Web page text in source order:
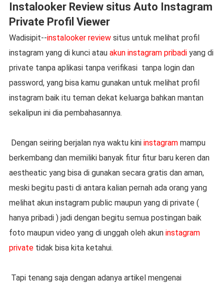
Instalooker Review situs Auto Instagram
Private Profil Viewer
Wadisipit--instalooker reviewsitus untuk melihat profil
instagram yang di kunci atau akun instagram pribadiyang di
private tanpa aplikasi tanpa verifikasi tanpa login dan
password, yang bisa kamu gunakan untuk melihat profil
instagram baik itu teman dekat keluarga bahkan mantan
sekalipun ini dia pembahasannya.
Dengan seiring berjalan nya waktu kini instagram mampu
berkembang dan memiliki banyak fitur fitur baru keren dan
aestheatic yang bisa di gunakan secara gratis dan aman,
meski begitu pasti di antara kalian pernah ada orang yang
melihat akun instagram public maupun yang di private (
hanya pribadi ) jadi dengan begitu semua postingan baik
foto maupun video yang di unggah oleh akuninstagram
privatetidak bisa kita ketahui.
Tapi tenang saja dengan adanya artikel mengenai